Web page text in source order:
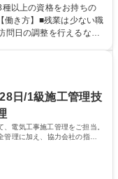
れています。当社はこれ
をつけ、現在の保安点検
提供しております。保安
以上の資格をお持ちの
問日の調整を行えるなど
企業です。サービス詳
技術者 第一種運転免許普
日/1級施工管理技
電気工事施工管理をご担当。
理に加え、協力会社の指導